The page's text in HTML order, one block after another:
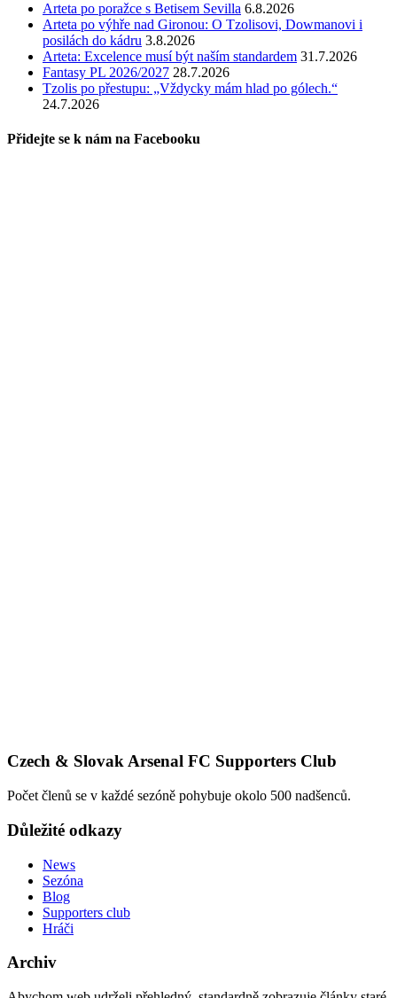
Arteta po poražce s Betisem Sevilla 6.8.2026
Arteta po výhře nad Gironou: O Tzolisovi, Dowmanovi i
posilách do kádru 3.8.2026
Arteta: Excelence musí být naším standardem 31.7.2026
Fantasy PL 2026/2027 28.7.2026
Tzolis po přestupu: „Vždycky mám hlad po gólech.“
24.7.2026
Přidejte se k nám na Facebooku
Czech & Slovak Arsenal FC Supporters Club
Počet členů se v každé sezóně pohybuje okolo 500 nadšenců.
Důležité odkazy
News
Sezóna
Blog
Supporters club
Hráči
Archiv